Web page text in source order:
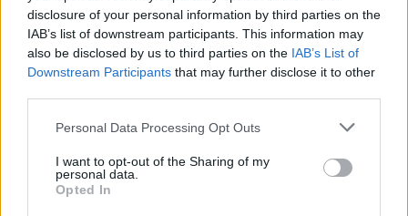
disclosure of your personal information by third parties on the
IAB’s list of downstream participants. This information may
also be disclosed by us to third parties on the IAB’s List of
Downstream Participants that may further disclose it to other
Personal Data Processing Opt Outs
I want to opt-out of the Sharing of my
personal data.
Opted In
Alentejo 2030 disponibiliza 5,3M€ para recuperação de
património histórico
O programa Alentejo 2030 tem abertas candidaturas para apoiar
4 Agosto, 2026 - 23:02